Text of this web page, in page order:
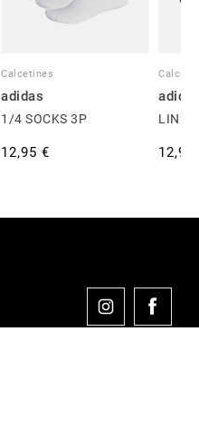
Calcetines
adidas
1/4 SOCKS 3P
12,95 €
LINER
12,95